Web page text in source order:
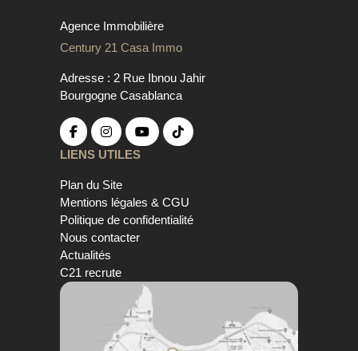
Agence Immobilière
Century 21 Casa Immo
Adresse : 2 Rue Ibnou Jahir
Bourgogne Casablanca
LIENS UTILES
Plan du Site
Mentions légales & CGU
Politique de confidentialité
Nous contacter
Actualités
C21 recrute